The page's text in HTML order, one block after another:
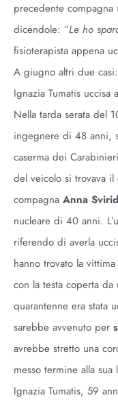
precedente
dicendole: “Le ho
fisioterapista appena
A giugno altri due casi:
Ignazia Tumatis uccisa
Nella tarda serata del
ingegnere di 48 anni,
caserma dei
del veicolo si trovava il
compagna Anna
nucleare di 40 anni.
riferendo di averla
hanno trovato la
con la testa coperta
quarantenne era stata
sarebbe avvenuto per
avrebbe stretto una
messo termine alla
Ignazia Tumatis, 59